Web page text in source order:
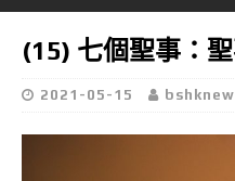
(15) 七個聖事：
2021-05-15